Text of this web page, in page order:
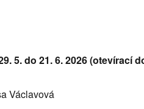
5. do 21. 6. 2026 (otevírací
Václavová